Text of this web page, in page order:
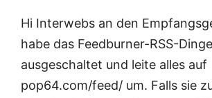
Hi Interwebs an den
habe das Feedburner-RSS-
ausgeschaltet und leite alles auf
pop64.com/feed/ um. Falls sie